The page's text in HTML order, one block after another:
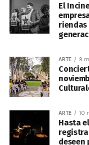
El
riendas
ARTE 9
ARTE 10
Hasta
deseen